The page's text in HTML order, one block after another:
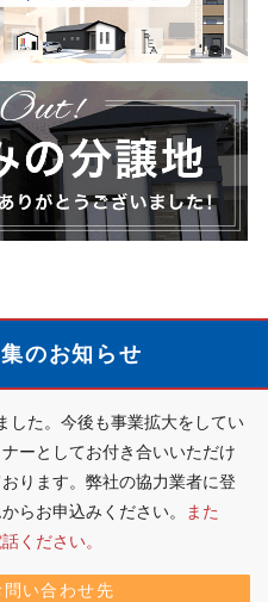
のお知らせ
した。今後も事業拡大をしてい
ーとしてお付き合いいただけ
ります。弊社の協力業者に登
らお申込みください。
また
ください。
い合わせ先